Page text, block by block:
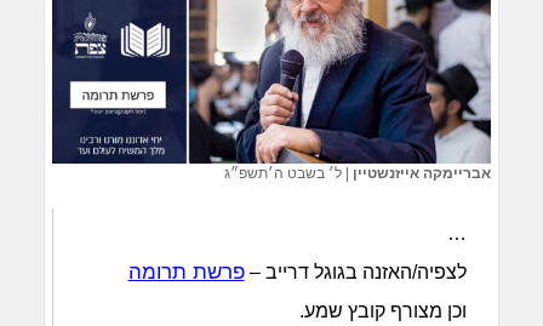
אבריימקה אייזנשטיין |ל׳ בשבט ה׳תשפ״ג
…
לצפיה/האזנה בגוגל דרייב –פרשת תרומה
וכן מצורף קובץ שמע.